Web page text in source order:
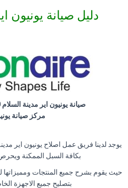
دليل صيانة يونيون
مركز صيانة
يوجد لدينا فريق عمل اصلاح يونيون اير
بكافة السبل الممكنة
حيث يقوم بشرح جميع المنتجات
بتصليح جميع الاجهزة